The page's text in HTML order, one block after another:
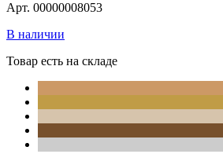
Арт. 00000008053
В наличии
Товар есть на складе